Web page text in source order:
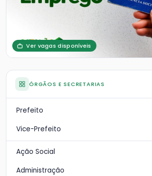
Ver vagas disponíveis
ÓRGÃOS E SECRETARIAS
Prefeito
Vice-Prefeito
Ação Social
Administração